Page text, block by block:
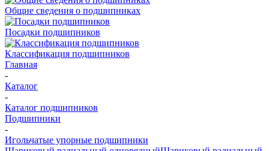
Общие сведения о подшипниках
Посадки подшипников
Классификация подшипников
Главная
-
Каталог
-
Каталог подшипников
Подшипники
-
Игольчатые упорные подшипники